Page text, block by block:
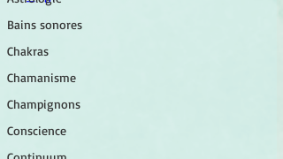
Bains sonores
Chakras
Chamanisme
Champignons
Conscience